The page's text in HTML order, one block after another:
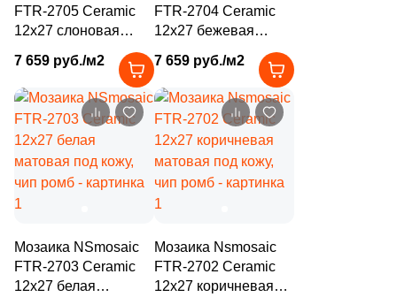
Сланец ( 6)
Ткань (9)
Узоры (50 )
Цемент (104)
Штукатурка (
FTR-2705 Ceramic
12x27 слоновая
кость матовая под
кожу, чип ромб
7 659 руб./м2
FTR-2704 Ceramic
12x27 бежевая
матовая под кожу,
чип ромб
7 659 руб./м2
Мозаика NSmosaic
FTR-2703 Ceramic
12x27 белая
Мозаика Nsmosaic
FTR-2702 Ceramic
12x27 коричневая